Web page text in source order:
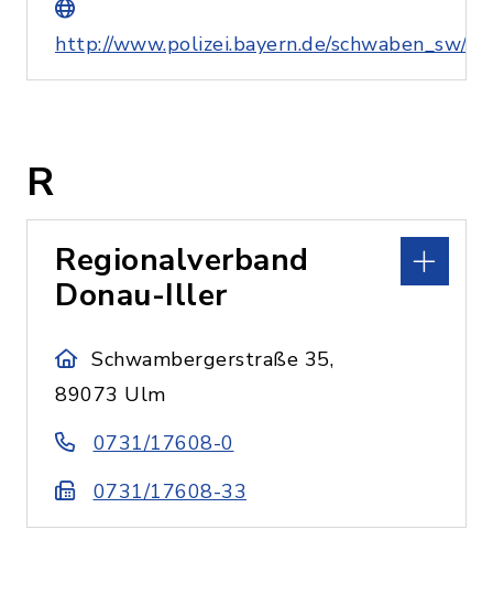
http://www.polizei.bayern.de/schwaben_sw/
R
Regionalverband
Donau-Iller
Schwambergerstraße 35,
89073 Ulm
0731/17608-0
0731/17608-33